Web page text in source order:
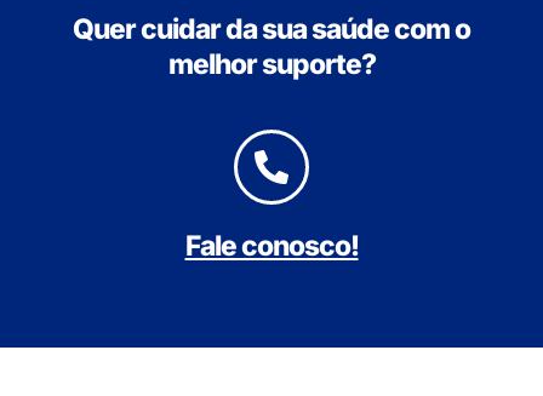
Quer cuidar da sua saúde com o
melhor suporte?
Fale conosco!